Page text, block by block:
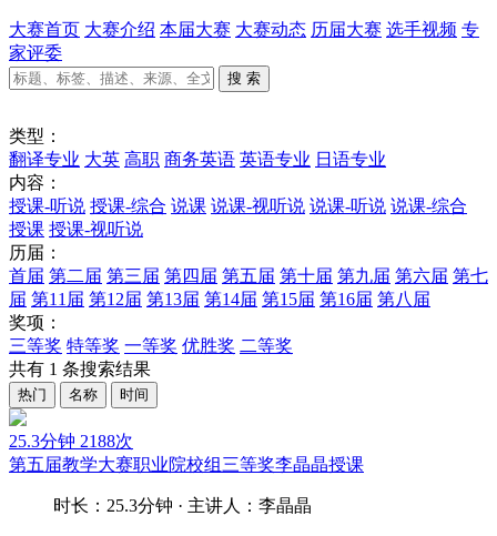
大赛首页 大赛介绍 本届大赛 大赛动态 历届大赛 选手视频 专
家评委
搜 索
类型：
翻译专业 大英 高职 商务英语 英语专业 日语专业
内容：
授课-听说 授课-综合 说课 说课-视听说 说课-听说 说课-综合
授课 授课-视听说
历届：
首届 第二届 第三届 第四届 第五届 第十届 第九届 第六届 第七
届 第11届 第12届 第13届 第14届 第15届 第16届 第八届
奖项：
三等奖 特等奖 一等奖 优胜奖 二等奖
共有 1 条搜索结果
热门 名称 时间
25.3分钟 2188次
第五届教学大赛职业院校组三等奖李晶晶授课
时长：25.3分钟 · 主讲人：李晶晶